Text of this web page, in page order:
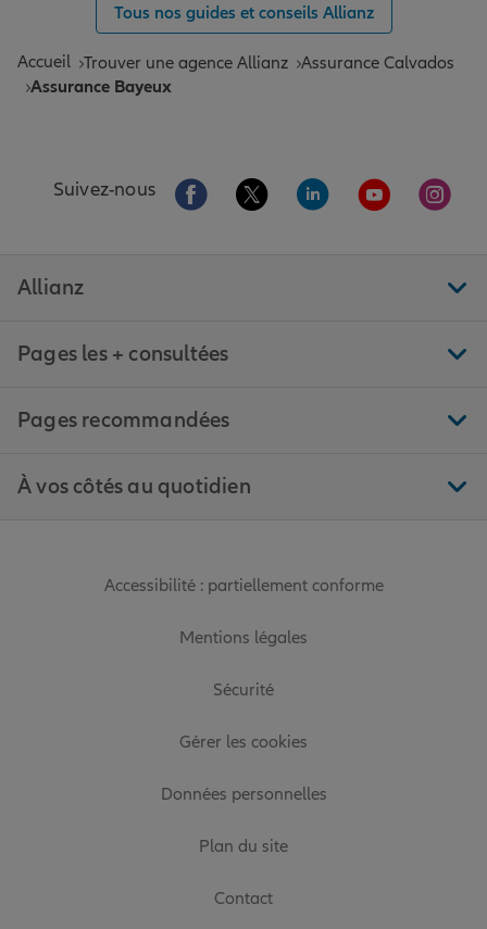
Tous nos guides et conseils Allianz
Accueil Trouver une agence Allianz Assurance Calvados
Assurance Bayeux
Suivez-nous Aller sur la page Facebook de Allianz
Aller sur la page Twitter de
Aller sur la page
Aller sur la
Aller
Allianz
Pages les + consultées
Pages recommandées
À vos côtés au quotidien
Accessibilité : partiellement conforme
Mentions légales
Sécurité
Gérer les cookies
Données personnelles
Plan du site
Contact